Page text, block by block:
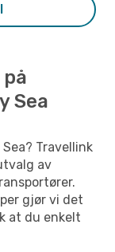
Sea
Travellink
av
gjør vi det
at du enkelt